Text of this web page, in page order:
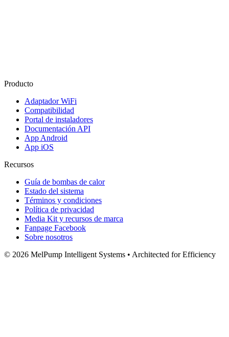
Producto
Adaptador WiFi
Compatibilidad
Portal de instaladores
Documentación API
App Android
App iOS
Recursos
Guía de bombas de calor
Estado del sistema
Términos y condiciones
Política de privacidad
Media Kit y recursos de marca
Fanpage Facebook
Sobre nosotros
© 2026 MelPump Intelligent Systems • Architected for Efficiency